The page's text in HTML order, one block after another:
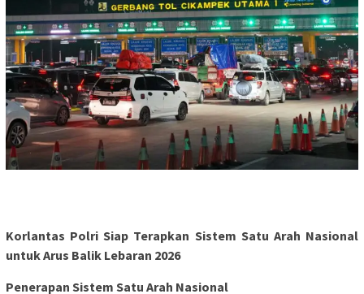
Korlantas Polri Siap Terapkan Sistem Satu Arah Nasional
untuk Arus Balik Lebaran 2026
Penerapan Sistem Satu Arah Nasional